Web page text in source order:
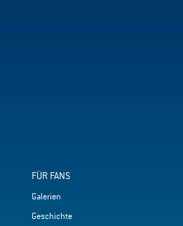
FÜR FANS
Galerien
Geschichte